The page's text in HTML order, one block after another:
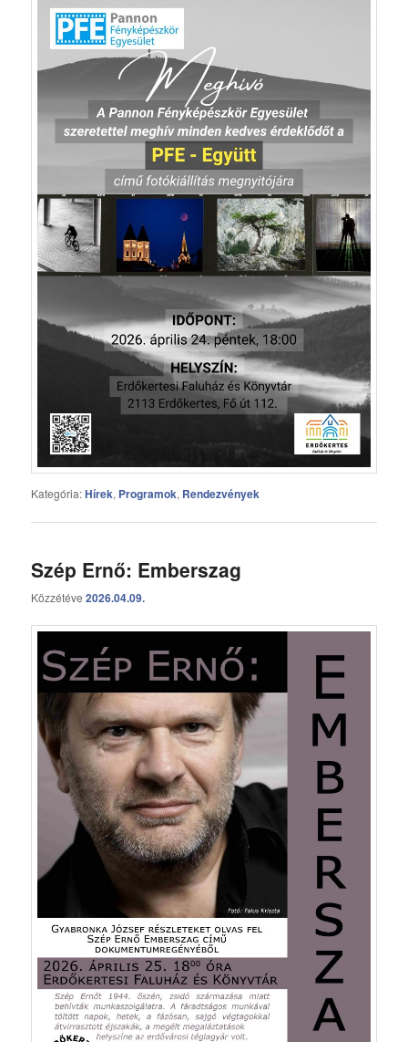
Kategória:Hírek, Programok, Rendezvények
Szép Ernő: Emberszag
Közzétéve2026.04.09.